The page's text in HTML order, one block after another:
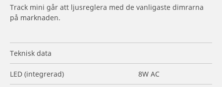
Track mini går att ljusreglera med de vanligaste dimrarna
på marknaden.
Teknisk data
LED (integrerad) 8W AC